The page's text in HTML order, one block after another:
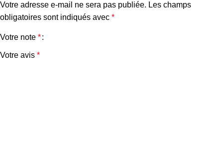
Votre adresse e-mail ne sera pas publiée. Les champs
obligatoires sont indiqués avec *
Votre note *
Votre avis *